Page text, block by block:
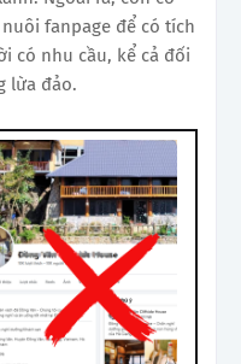
fanpage để có tích
có nhu cầu, kể cả đối
lừa đảo.